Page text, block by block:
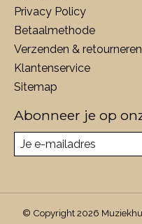
Privacy Policy
Betaalmethode
Verzenden & retourneren
Klantenservice
Sitemap
Abonneer je op
© Copyright 2026